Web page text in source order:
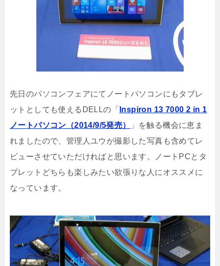
先日のパソコンフェアにてノートパソコンにもタブレ
ットとしても使えるDELLの「
Inspiron 13 7000 2 in 1
ノートパソコン（2014/9/5発売）
」を触る機会に恵ま
れましたので、管理人ユウが撮影した写真も含めてレ
ビューさせていただければと思います。ノートPCとタ
ブレットどちらも楽しみたい欲張りな人にオススメに
なっています。